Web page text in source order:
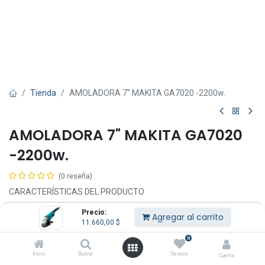
Precio:
11.660,00 $ Agregar al carrito
Inicio Buscar
0
Deseos Cuenta
Tienda AMOLADORA 7" MAKITA GA7020 -2200w.
AMOLADORA 7" MAKITA GA7020
-2200w.
(0 reseña)
CARACTERÍSTICAS DEL PRODUCTO
Amoladora Angular 180mm-2200w GA7020
– Potencia: 2.200 W
– Revoluciones por minuto: 8.500
– Rosca del husillo: M14
– Diámetro del disco: 180 mm. (7″)